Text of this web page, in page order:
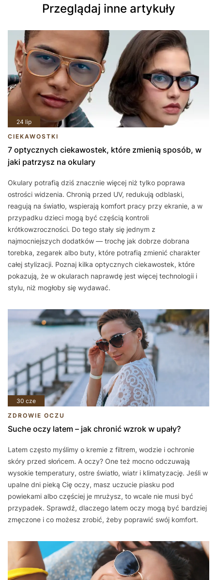
Przeglądaj inne artykuły
24 lip
CIEKAWOSTKI
7 optycznych ciekawostek, które zmienią sposób, w
jaki patrzysz na okulary
Okulary potrafią dziś znacznie więcej niż tylko poprawa
ostrości widzenia. Chronią przed UV, redukują odblaski,
reagują na światło, wspierają komfort pracy przy ekranie, a w
przypadku dzieci mogą być częścią kontroli
krótkowzroczności. Do tego stały się jednym z
najmocniejszych dodatków — trochę jak dobrze dobrana
torebka, zegarek albo buty, które potrafią zmienić charakter
całej stylizacji. Poznaj kilka optycznych ciekawostek, które
pokazują, że w okularach naprawdę jest więcej technologii i
stylu, niż mogłoby się wydawać.
30 cze
ZDROWIE OCZU
Suche oczy latem – jak chronić wzrok w upały?
Latem często myślimy o kremie z filtrem, wodzie i ochronie
skóry przed słońcem. A oczy? One też mocno odczuwają
wysokie temperatury, ostre światło, wiatr i klimatyzację. Jeśli w
upalne dni pieką Cię oczy, masz uczucie piasku pod
powiekami albo częściej je mrużysz, to wcale nie musi być
przypadek. Sprawdź, dlaczego latem oczy mogą być bardziej
zmęczone i co możesz zrobić, żeby poprawić swój komfort.